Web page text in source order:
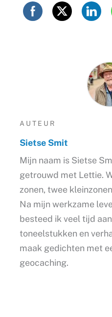
AUTEUR
Sietse Smit
Mijn naam is Sietse
getrouwd met Lettie.
zonen, twee
Na mijn werkzame
besteed ik veel tijd
toneelstukken en
maak gedichten met
geocaching.